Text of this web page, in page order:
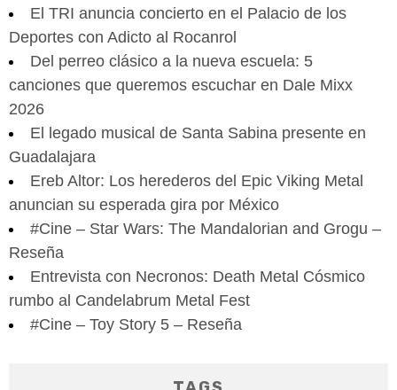
El TRI anuncia concierto en el Palacio de los
Deportes con Adicto al Rocanrol
Del perreo clásico a la nueva escuela: 5
canciones que queremos escuchar en Dale Mixx
2026
El legado musical de Santa Sabina presente en
Guadalajara
Ereb Altor: Los herederos del Epic Viking Metal
anuncian su esperada gira por México
#Cine – Star Wars: The Mandalorian and Grogu –
Reseña
Entrevista con Necronos: Death Metal Cósmico
rumbo al Candelabrum Metal Fest
#Cine – Toy Story 5 – Reseña